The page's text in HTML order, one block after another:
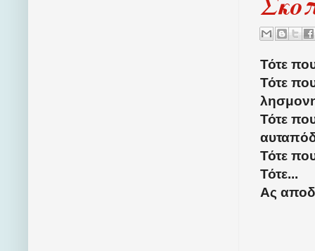
Τότε
Τότε
Τότε
Τότε
Τότε...
Ας